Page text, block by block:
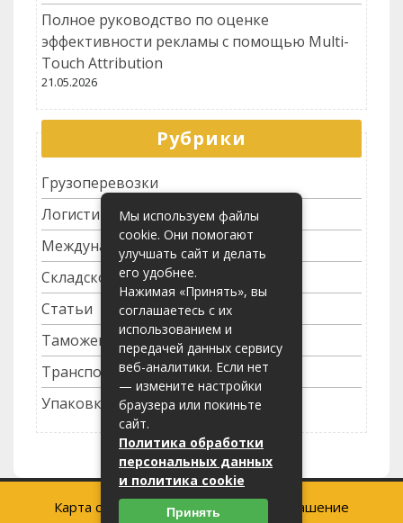
Полное руководство по оценке
эффективности рекламы с помощью Multi-
Touch Attribution
21.05.2026
Рубрики
Грузоперевозки
Логистика
Международные перевозки
Складское хозяйство
Статьи
Таможенное оформление
Транспортные услуги
Упаковка грузов
Карта сайта
Пользовательское соглашение
Мы используем файлы
cookie. Они помогают
улучшать сайт и делать
его удобнее.
Нажимая «Принять», вы
соглашаетесь с их
использованием и
передачей данных сервису
веб-аналитики. Если нет
— измените настройки
браузера или покиньте
сайт.
Политика обработки
персональных данных
и политика cookie
Принять